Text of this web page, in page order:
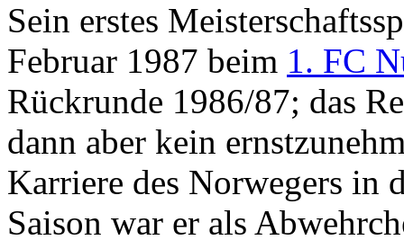
Sein erstes
Februar 1987 beim 1. FC
Rückrunde 1986/87; das
dann aber kein
Karriere des Norwegers in
Saison war er als